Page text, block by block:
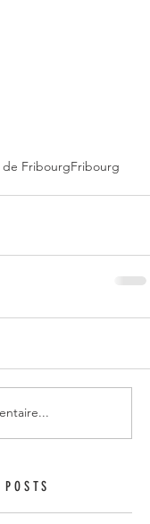
FribourgFribourg